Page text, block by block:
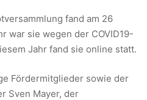
fand am 26
war sie wegen der COVID19-
Jahr fand sie online statt.
Fördermitglieder sowie der
Sven Mayer, der